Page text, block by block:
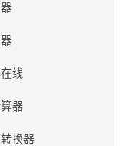
线
器
换器